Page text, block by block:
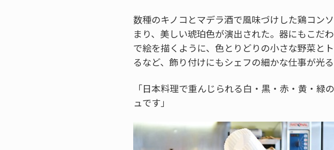
数種のキノコとマデラ酒で風味づけした鶏コン
まり、美しい琥珀色が演出された。器にもこだ
で絵を描くように、色とりどりの小さな野菜と
るなど、飾り付けにもシェフの細かな仕事が光る
「日本料理で重んじられる白・黒・赤・黄・
ュです」